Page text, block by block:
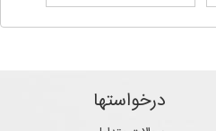
درخواستها